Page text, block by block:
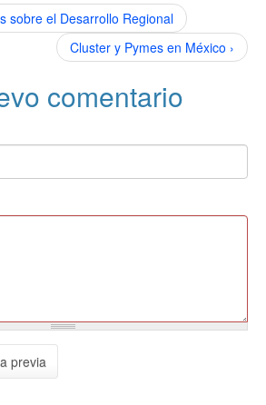
sobre el Desarrollo Regional
Cluster y Pymes en México ›
comentario
previa